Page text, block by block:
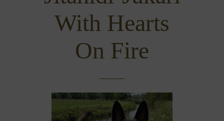
With Hearts
On Fire